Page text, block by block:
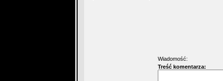
Wiadomość:
Treść komentarza: